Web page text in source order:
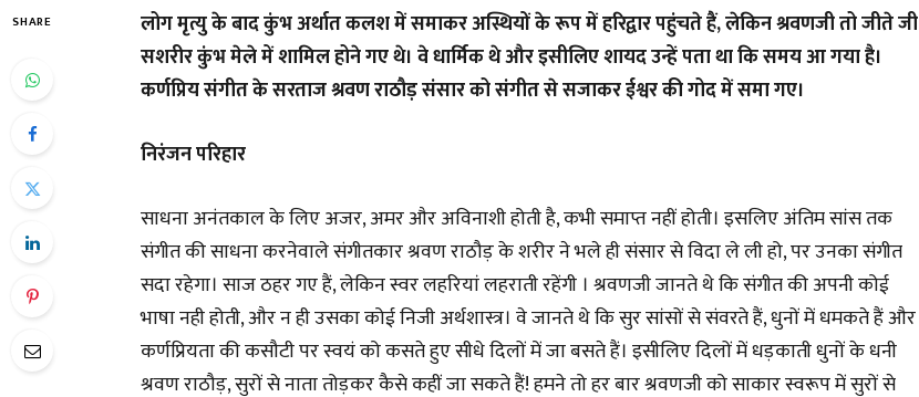
SHARE
लोग मृत्यु के बाद कुंभ अर्थात कलश में समाकर अस्थियों के रूप में हरिद्वार पहुंचते हैं, लेकिन श्रवणजी तो जीते जी
सशरीर कुंभ मेले में शामिल होने गए थे। वे धार्मिक थे और इसीलिए शायद उन्हें पता था कि समय आ गया है।
कर्णप्रिय संगीत के सरताज श्रवण राठौड़ संसार को संगीत से सजाकर ईश्वर की गोद में समा गए।
निरंजन परिहार
साधना अनंतकाल के लिए अजर, अमर और अविनाशी होती है, कभी समाप्त नहीं होती। इसलिए अंतिम सांस तक
संगीत की साधना करनेवाले संगीतकार श्रवण राठौड़ के शरीर ने भले ही संसार से विदा ले ली हो, पर उनका संगीत
सदा रहेगा। साज ठहर गए हैं, लेकिन स्वर लहरियां लहराती रहेंगी । श्रवणजी जानते थे कि संगीत की अपनी कोई
भाषा नही होती, और न ही उसका कोई निजी अर्थशास्त्र। वे जानते थे कि सुर सांसों से संवरते हैं, धुनों में धमकते हैं और
कर्णप्रियता की कसौटी पर स्वयं को कसते हुए सीधे दिलों में जा बसते हैं। इसीलिए दिलों में धड़काती धुनों के धनी
श्रवण राठौड़, सुरों से नाता तोड़कर कैसे कहीं जा सकते हैं! हमने तो हर बार श्रवणजी को साकार स्वरूप में सुरों से